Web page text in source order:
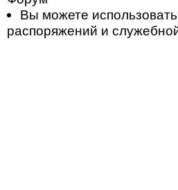
Вы можете
распоряжений и